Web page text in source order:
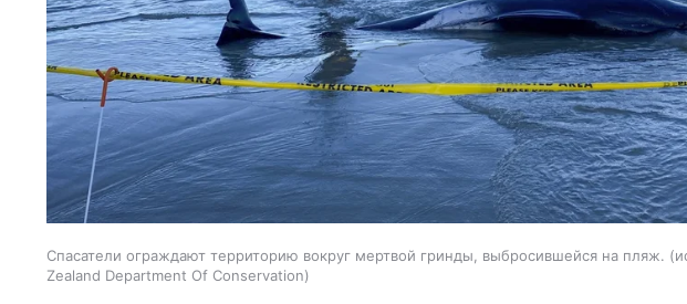
Спасатели ограждают территорию вокруг мертвой гринды, выбросившейся на пляж.
Zealand Department Of Conservation